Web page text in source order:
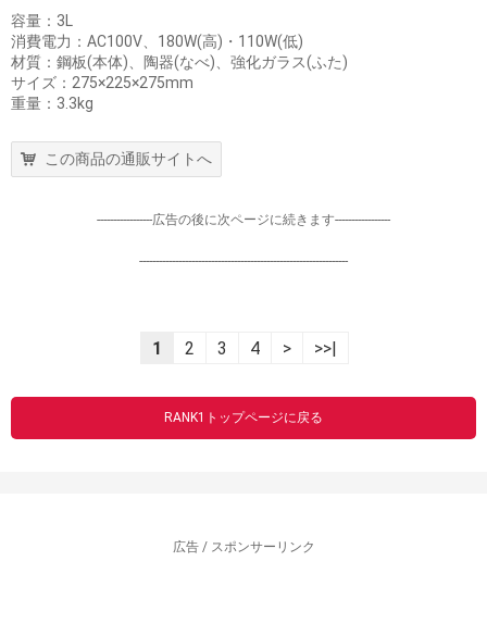
容量：3L
消費電力：AC100V、180W(高)・110W(低)
材質：鋼板(本体)、陶器(なべ)、強化ガラス(ふた)
サイズ：275×225×275mm
重量：3.3kg
この商品の通販サイトへ
-----------------広告の後に次ページに続きます-----------------
----------------------------------------------------------------
1 2 3 4 > >>|
RANK1トップページに戻る
広告 / スポンサーリンク